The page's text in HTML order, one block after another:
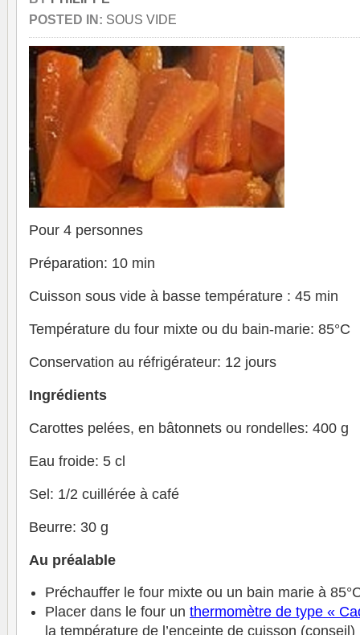
POSTED IN: SOUS VIDE
Pour 4 personnes
Préparation: 10 min
Cuisson sous vide à basse température : 45 min
Température du four mixte ou du bain-marie: 85°C
Conservation au réfrigérateur: 12 jours
Ingrédients
Carottes pelées, en bâtonnets ou rondelles: 400 g
Eau froide: 5 cl
Sel: 1/2 cuillérée à café
Beurre: 30 g
Au préalable
Préchauffer le four mixte ou un bain marie à
Placer dans le four un thermomètre de type «
la température de l’enceinte de cuisson (conseil)